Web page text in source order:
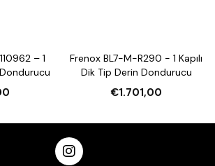
– 1
Frenox BL7-M-R290 - 1 Kapılı
Dik Tip Derin Dondurucu
€1.701,00